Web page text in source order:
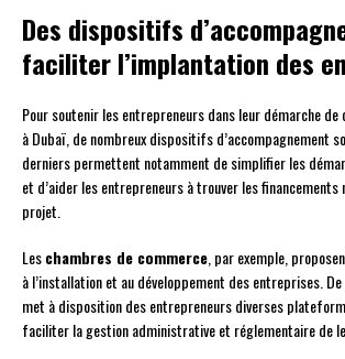
Des dispositifs
faciliter l’implantation des
Pour soutenir les entrepreneurs dans leur démarche
à Dubaï, de nombreux dispositifs d’accompagnement
derniers permettent notamment de simplifier les
et d’aider les entrepreneurs à trouver les financements
projet.
Leschambres de commerce , par exemple,
à l’installation et au développement des entreprises.
met à disposition des entrepreneurs diverses
faciliter la gestion administrative et réglementaire de